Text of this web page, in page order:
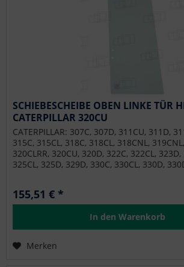
SCHIEBESCHEIBE OBEN LINKE TÜR
CATERPILLAR 320CU
CATERPILLAR: 307C, 307D, 311CU, 311D,
315C, 315CL, 318C, 318CL, 318CNL,
320CLRR, 320CU, 320D, 322C, 322CL,
325CL, 325D, 329D, 330C, 330CL, 330D,
155,51 € *
In den Warenkorb
Merken